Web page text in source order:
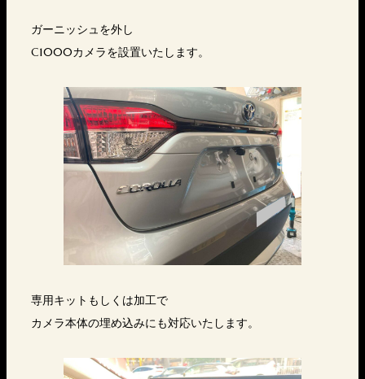
ガーニッシュを外し
C1000カメラを設置いたします。
専用キットもしくは加工で
カメラ本体の埋め込みにも対応いたします。